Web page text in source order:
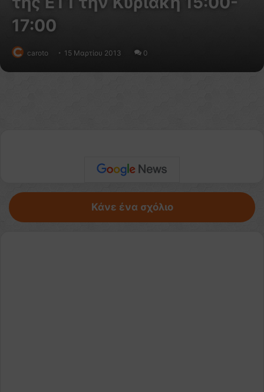
17:00
caroto 15 Μαρτίου 2013 0
Κάνε ένα σχόλιο